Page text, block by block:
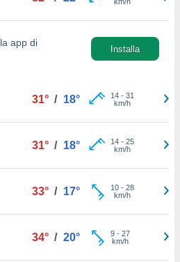
la app di
Installa
31° / 18° 14- 31
km/h
31° / 18° 14- 25
km/h
33° / 17° 10- 28
km/h
34° / 20° 9- 27
km/h